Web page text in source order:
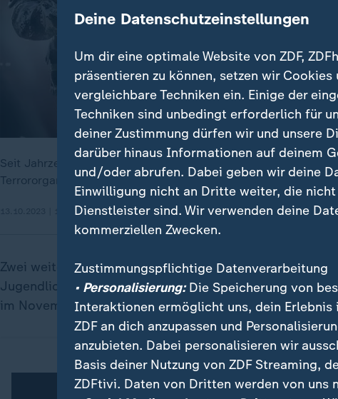
Seit Jahrzehnten kämpft die Hamas gegen Israel. Wie entsteht
Terrororganisation und warum hat sie im Gazastreifen so viel
13.10.2023 | 13:39 min
Zwei weitere Kinder des 53-Jährigen waren damals
Jugendlichen kamen im Rahmen eines Abkommens
im November 2023 frei.
Deine Datenschutzeinstellungen
Um dir eine optimale Website von ZDF,
präsentieren zu können, setzen wir Cookies
vergleichbare Techniken ein. Einige der
Techniken sind unbedingt erforderlich für
deiner Zustimmung dürfen wir und unsere
darüber hinaus Informationen auf deinem
und/oder abrufen. Dabei geben wir deine
Einwilligung nicht an Dritte weiter, die
Dienstleister sind. Wir verwenden deine
kommerziellen Zwecken.
Zustimmungspflichtige Datenverarbeitung
• Personalisierung:Die Speicherung von
Interaktionen ermöglicht uns, dein Erlebnis
ZDF an dich anzupassen und
anzubieten. Dabei personalisieren wir
Basis deiner Nutzung von ZDF Streaming,
ZDFtivi. Daten von Dritten werden von uns